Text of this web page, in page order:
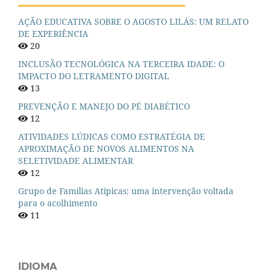
AÇÃO EDUCATIVA SOBRE O AGOSTO LILÁS: UM RELATO
DE EXPERIÊNCIA
20
INCLUSÃO TECNOLÓGICA NA TERCEIRA IDADE: O
IMPACTO DO LETRAMENTO DIGITAL
13
PREVENÇÃO E MANEJO DO PÉ DIABÉTICO
12
ATIVIDADES LÚDICAS COMO ESTRATÉGIA DE
APROXIMAÇÃO DE NOVOS ALIMENTOS NA
SELETIVIDADE ALIMENTAR
12
Grupo de Famílias Atípicas: uma intervenção voltada
para o acolhimento
11
IDIOMA